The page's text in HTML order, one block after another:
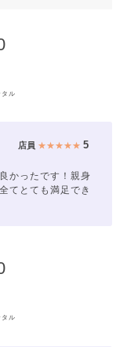
ル
店員 ★★★★★5
かったです！親身
てとても満足でき
ル